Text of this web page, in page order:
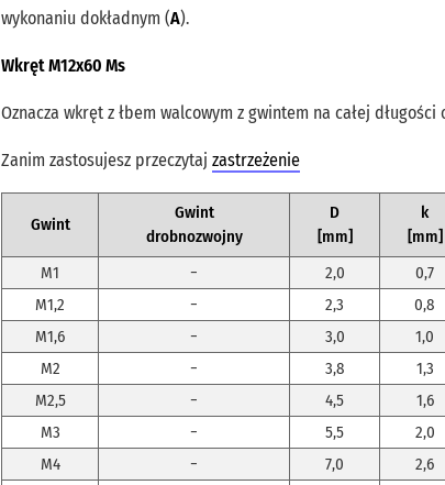
wykonaniu dokładnym (A).
Wkręt M12x60 Ms
Oznacza wkręt z łbem walcowym z gwintem na całej długości
Zanim zastosujesz przeczytaj zastrzeżenie
Gwint
Gwint
drobnozwojny
D
[mm]
k
[mm]
M1
− 2,0 0,7
M1,2
− 2,3 0,8
M1,6
− 3,0 1,0
M2
− 3,8 1,3
M2,5
− 4,5 1,6
M3
− 5,5 2,0
M4
− 7,0 2,6